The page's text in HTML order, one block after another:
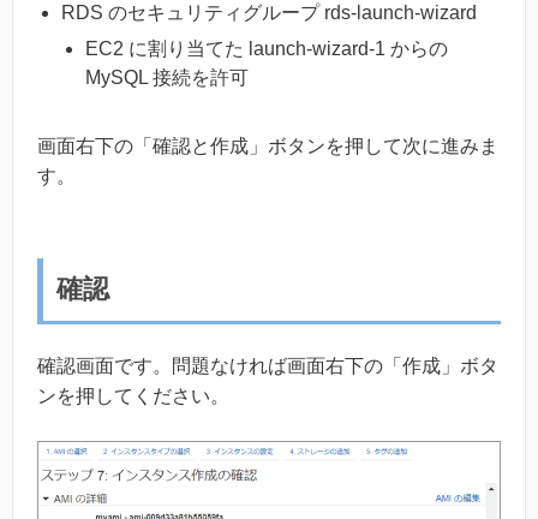
RDS のセキュリティグループ rds-launch-wizard
EC2 に割り当てた launch-wizard-1 からの
MySQL 接続を許可
画面右下の「確認と作成」ボタンを押して次に進みま
す。
確認
確認画面です。問題なければ画面右下の「作成」ボタ
ンを押してください。